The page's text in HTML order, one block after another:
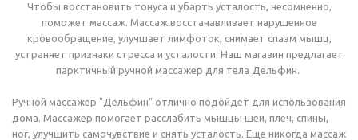
Чтобы восстановить тонуса и убарть усталость, несомненно,
поможет массаж. Массаж восстанавливает нарушенное
кровообращение, улучшает лимфоток, снимает спазм мышц,
устраняет признаки стресса и усталости. Наш магазин предлагает
парктичный ручной массажер для тела Дельфин.
Ручной массажер "Дельфин" отлично подойдет для использования
дома. Массажер помогает расслабить мышцы шеи, плеч, спины,
ног, улучшить самочувствие и снять усталость. Еще никогда массаж